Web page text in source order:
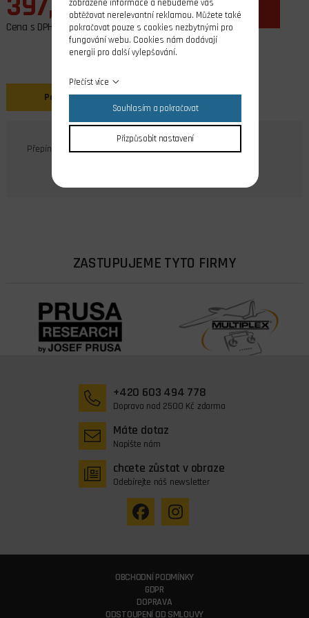
Cena s DPH
ks do košíku
Popis
Přepínač pro DS-12 DS-14 DS-16 i DS-24: Krátký 2 polohy.
ZASTUPUJEME TYTO FIRMY
+420 603 494 778
Doprava nad 2500 Kč zdarma
Máte dotaz
Napište nám
chcete zůstat v obraze
Odebírejte náš newsletter
OBCHODNÍ PODMÍNKY
GDPR
DOPRAVA
ODSTOUPENÍ OD SMLOUVY
zobrazené informace a nebudeme vás
obtěžovat nerelevantní reklamou. Můžete také
pokračovat pouze s cookies nezbytnými pro
fungování webu. Cookies nám dodávají
energii pro další vylepšování.
Přečíst více
Souhlasím a pokračovat
Přizpůsobit nastavení